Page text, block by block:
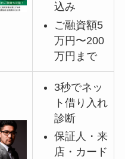
込み
ご融資額5
万円〜200
万円まで
3秒でネッ
ト借り入れ
診断
保証人・来
店・カード